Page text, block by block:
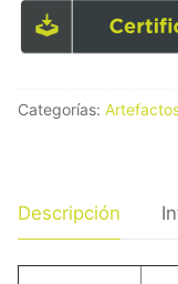
Categorías:
Descripción